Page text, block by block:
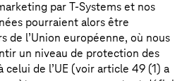
calcul IA. Mais le matériel seul
La question qui importe est la
clients ?
parT-Systemset nos
pourraient alors être
de l’Union européenne, où nous
un niveau de protection des
celui de l’UE (voir article 49 (1) a